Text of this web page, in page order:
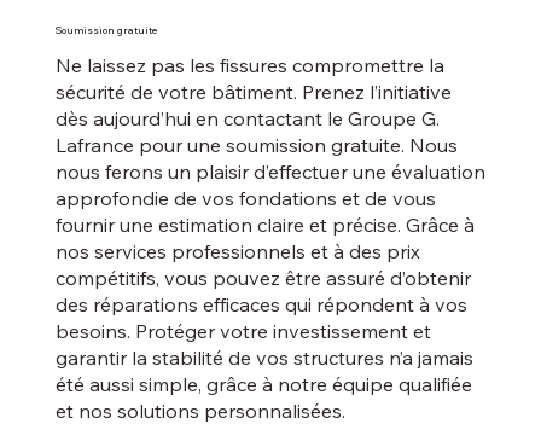
Soumission gratuite
Ne laissez pas les fissures compromettre la
sécurité de votre bâtiment. Prenez l’initiative
dès aujourd’hui en contactant le Groupe G.
Lafrance pour une soumission gratuite. Nous
nous ferons un plaisir d’effectuer une évaluation
approfondie de vos fondations et de vous
fournir une estimation claire et précise. Grâce à
nos services professionnels et à des prix
compétitifs, vous pouvez être assuré d’obtenir
des réparations efficaces qui répondent à vos
besoins. Protéger votre investissement et
garantir la stabilité de vos structures n’a jamais
été aussi simple, grâce à notre équipe qualifiée
et nos solutions personnalisées.